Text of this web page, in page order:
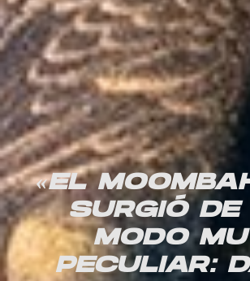
«EL
SURGIÓ DE
MODO
PECULIAR: